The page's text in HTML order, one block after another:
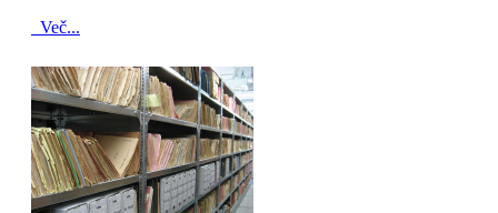
Več...